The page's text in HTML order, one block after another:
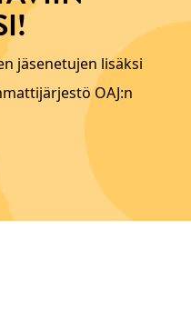
jäsenetujen lisäksi
OAJ:n